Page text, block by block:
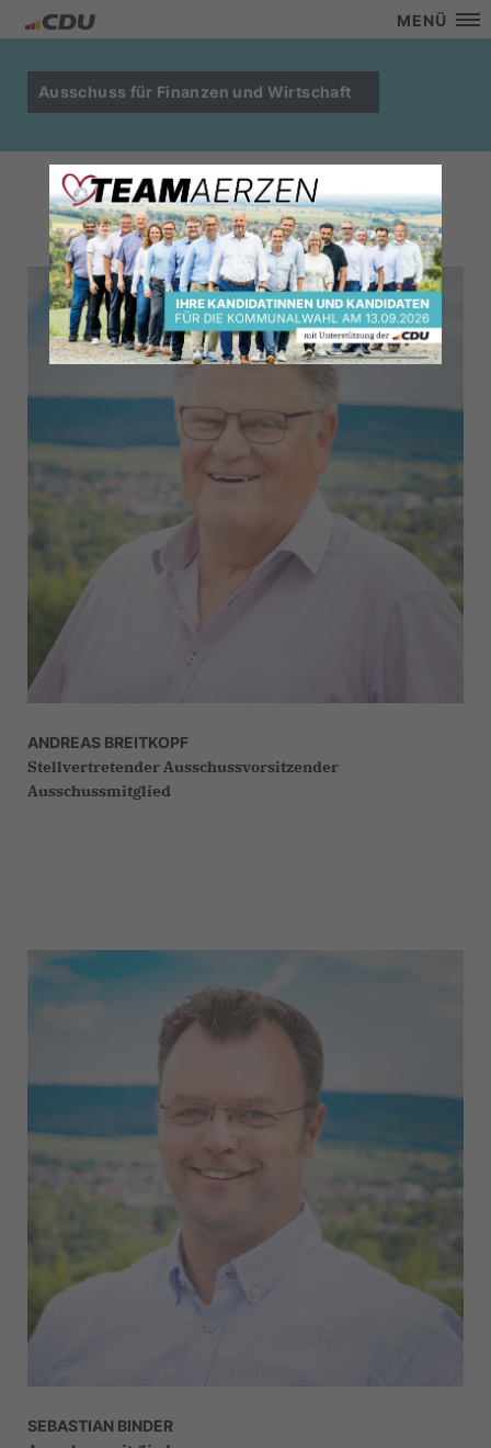
MENÜ
Ausschuss für Finanzen und Wirtschaft
ANDREAS BREITKOPF
Stellvertretender Ausschussvorsitzender
Ausschussmitglied
SEBASTIAN BINDER